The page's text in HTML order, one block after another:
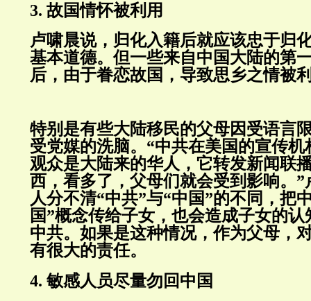
3. 故国情怀被利用
卢啸晨说，归化入籍后就应该忠于归
基本道德。但一些来自中国大陆的第
后，由于眷恋故国，导致思乡之情被
特别是有些大陆移民的父母因受语言
受党媒的洗脑。“中共在美国的宣传
观众是大陆来的华人，它转发新闻联
西，看多了，父母们就会受到影响。
人分不清“中共”与“中国”的不同，把
国”概念传给子女，也会造成子女的
中共。如果是这种情况，作为父母，
有很大的责任。
4. 敏感人员尽量勿回中国